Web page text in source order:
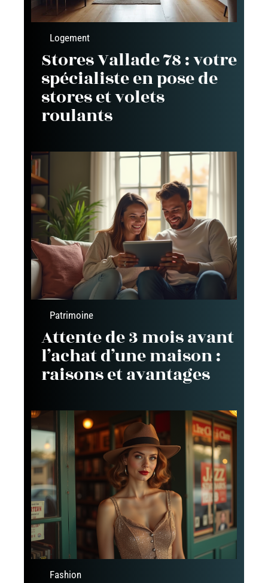
Logement
Stores Vallade 78 : votre
spécialiste en pose de
stores et volets
roulants
Patrimoine
Attente de 3 mois avant
l’achat d’une maison :
raisons et avantages
Fashion